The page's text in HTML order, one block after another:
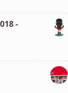
-